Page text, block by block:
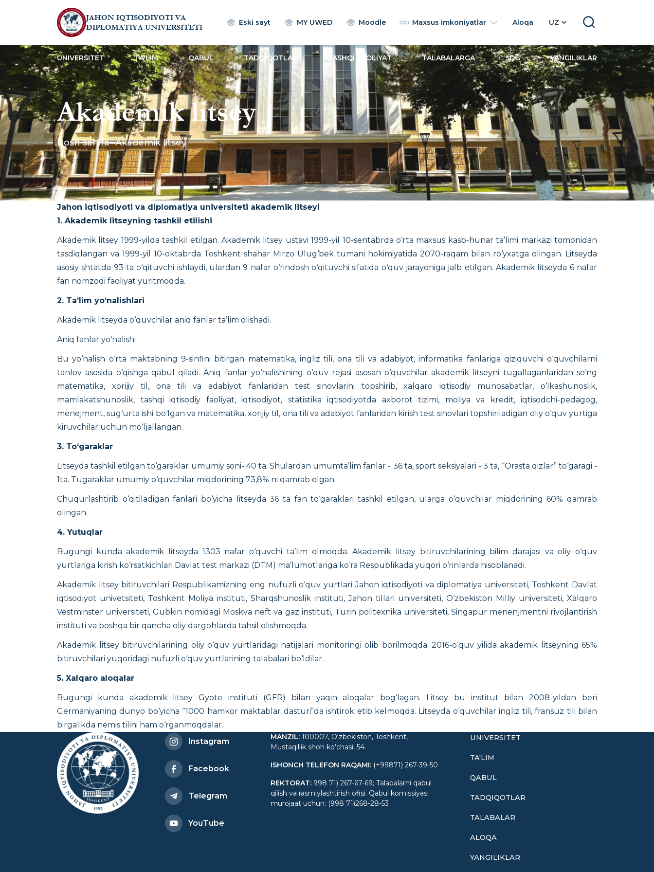
JAHON IQTISODIYOTI VA
DIPLOMATIYA UNIVERSITETI
Eski sayt MY UWED Moodle Maxsus imkoniyatlar Aloqa UZ SEARCH
UNIVERSITET TA'LIM QABUL TADQIQOTLAR TASHQI FAOLIYAT TALABALARGA SDG YANGILIKLAR
Akademik litsey
Bosh sahifa Akademik litsey
Jahon iqtisodiyoti va diplomatiya universiteti akademik litseyi
1. Akademik litseyning tashkil etilishi
Akademik litsey 1999-yilda tashkil etilgan. Akademik litsey ustavi 1999-yil 10-sentabrda o‘rta maxsus kasb-hunar ta’limi markazi tomonidan
tasdiqlangan va 1999-yil 10-oktabrda Toshkent shahar Mirzo Ulug‘bek tumani hokimiyatida 2070-raqam bilan ro‘yxatga olingan. Litseyda
asosiy shtatda 93 ta o‘qituvchi ishlaydi, ulardan 9 nafar o‘rindosh o‘qituvchi sifatida o‘quv jarayoniga jalb etilgan. Akademik litseyda 6 nafar
fan nomzodi faoliyat yuritmoqda.
2. Ta’lim yo‘nalishlari
Akademik litseyda o‘quvchilar aniq fanlar ta’lim olishadi.
Aniq fanlar yo‘nalishi
Bu yo‘nalish o‘rta maktabning 9-sinfini bitirgan matematika, ingliz tili, ona tili va adabiyot, informatika fanlariga qiziquvchi o‘quvchilarni
tanlov asosida o‘qishga qabul qiladi. Aniq fanlar yo‘nalishining o‘quv rejasi asosan o‘quvchilar akademik litseyni tugallaganlaridan so‘ng
matematika, xorijiy til, ona tili va adabiyot fanlaridan test sinovlarini topshirib, xalqaro iqtisodiy munosabatlar, o‘lkashunoslik,
mamlakatshunoslik, tashqi iqtisodiy faoliyat, iqtisodiyot, statistika iqtisodiyotda axborot tizimi, moliya va kredit, iqtisodchi-pedagog,
menejment, sug‘urta ishi bo‘lgan va matematika, xorijiy til, ona tili va adabiyot fanlaridan kirish test sinovlari topshiriladigan oliy o‘quv yurtiga
kiruvchilar uchun mo‘ljallangan.
3. To‘garaklar
Litseyda tashkil etilgan to‘garaklar umumiy soni- 40 ta. Shulardan umumta’lim fanlar - 36 ta, sport seksiyalari - 3 ta, “Orasta qizlar” to‘garagi -
1ta. Tugaraklar umumiy o‘quvchilar miqdorining 73,8% ni qamrab olgan.
Chuqurlashtirib o‘qitiladigan fanlari bo‘yicha litseyda 36 ta fan to‘garaklari tashkil etilgan, ularga o‘quvchilar miqdorining 60% qamrab
olingan.
4. Yutuqlar
Bugungi kunda akademik litseyda 1303 nafar o‘quvchi ta’lim olmoqda. Akademik litsey bitiruvchilarining bilim darajasi va oliy o‘quv
yurtlariga kirish ko‘rsatkichlari Davlat test markazi (DTM) ma’lumotlariga ko‘ra Respublikada yuqori o‘rinlarda hisoblanadi.
Akademik litsey bitiruvchilari Respublikamizning eng nufuzli o‘quv yurtlari Jahon iqtisodiyoti va diplomatiya universiteti, Toshkent Davlat
iqtisodiyot univetsiteti, Toshkent Moliya instituti, Sharqshunoslik instituti, Jahon tillari universiteti, O‘zbekiston Milliy universiteti, Xalqaro
Vestminster universiteti, Gubkin nomidagi Moskva neft va gaz instituti, Turin politexnika universiteti, Singapur menenjmentni rivojlantirish
instituti va boshqa bir qancha oliy dargohlarda tahsil olishmoqda.
Akademik litsey bitiruvchilarining oliy o‘quv yurtlaridagi natijalari monitoringi olib borilmoqda. 2016-o‘quv yilida akademik litseyning 65%
bitiruvchilari yuqoridagi nufuzli o‘quv yurtlarining talabalari bo‘ldilar.
5. Xalqaro aloqalar
Bugungi kunda akademik litsey Gyote instituti (GFR) bilan yaqin aloqalar bog‘lagan. Litsey bu institut bilan 2008-yildan beri
Germaniyaning dunyo bo‘yicha “1000 hamkor maktablar dasturi”da ishtirok etib kelmoqda. Litseyda o‘quvchilar ingliz tili, fransuz tili bilan
birgalikda nemis tilini ham o‘rganmoqdalar.
Instagram
Facebook
Telegram
YouTube
MANZIL: 100007, Oʻzbekiston, Toshkent,
Mustaqillik shoh koʻchasi, 54.
ISHONCH TELEFON RAQAMI: (+99871) 267-39-50
REKTORAT: 998 71) 267-67-69; Talabalarni qabul
qilish va rasmiylashtirish ofisi. Qabul komissiyasi
murojaat uchun: (998 71)268-28-53
UNIVERSITET
TA'LIM
QABUL
TADQIQOTLAR
TALABALAR
ALOQA
YANGILIKLAR